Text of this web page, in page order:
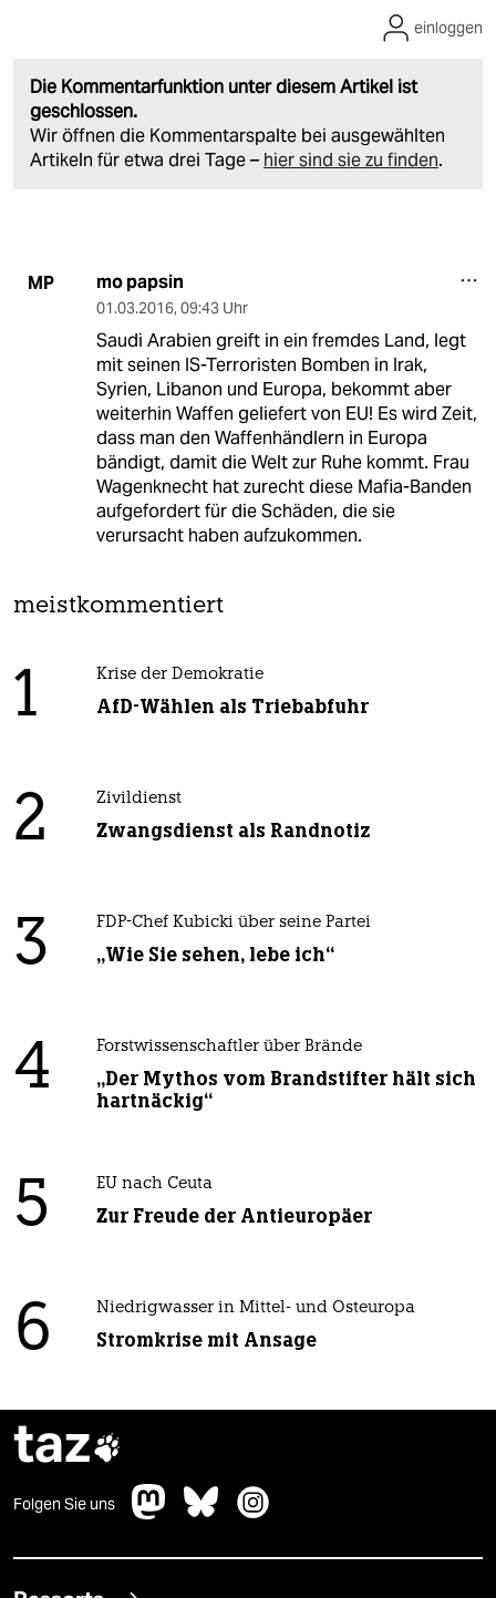
Die Kommentarfunktion unter diesem Artikel ist
geschlossen.
Wir öffnen die Kommentarspalte bei ausgewählten
Artikeln für etwa drei Tage – hier sind sie zu finden.
einloggen
MP mo papsin
01.03.2016, 09:43 Uhr
Saudi Arabien greift in ein fremdes Land, legt
mit seinen IS-Terroristen Bomben in Irak,
Syrien, Libanon und Europa, bekommt aber
weiterhin Waffen geliefert von EU! Es wird Zeit,
dass man den Waffenhändlern in Europa
bändigt, damit die Welt zur Ruhe kommt. Frau
Wagenknecht hat zurecht diese Mafia-Banden
aufgefordert für die Schäden, die sie
verursacht haben aufzukommen.
meistkommentiert
1 Krise der Demokratie
AfD-Wählen als Triebabfuhr
2 Zivildienst
Zwangsdienst als Randnotiz
3 FDP-Chef Kubicki über seine Partei
„Wie Sie sehen, lebe ich“
4 Forstwissenschaftler über Brände
„Der Mythos vom Brandstifter hält sich
hartnäckig“
5 EU nach Ceuta
Zur Freude der Antieuropäer
6 Niedrigwasser in Mittel- und Osteuropa
Stromkrise mit Ansage
taz
Folgen Sie uns